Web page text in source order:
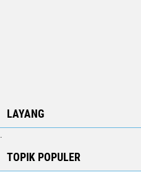
LAYANG
.
TOPIK POPULER